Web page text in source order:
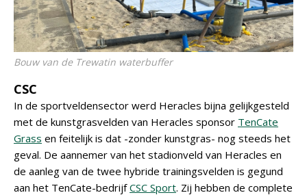
Bouw van de Trewatin waterbuffer
CSC
In de sportveldensector werd Heracles bijna gelijkgesteld
met de kunstgrasvelden van Heracles sponsor TenCate
Grass en feitelijk is dat -zonder kunstgras- nog steeds het
geval. De aannemer van het stadionveld van Heracles en
de aanleg van de twee hybride trainingsvelden is gegund
aan het TenCate-bedrijfCSC Sport. Zij hebben de complete